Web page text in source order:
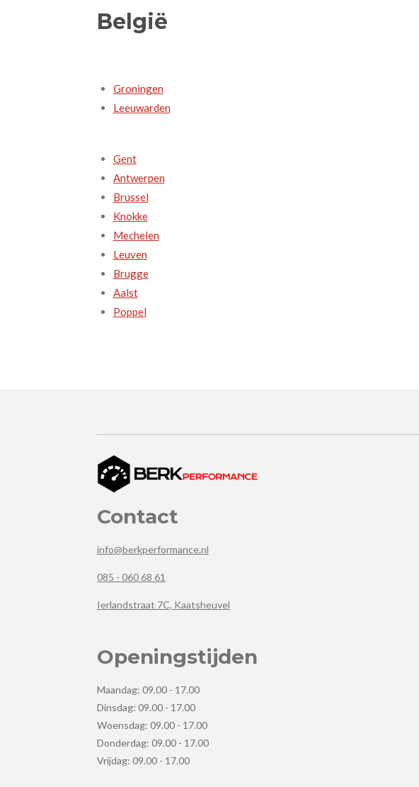
België
Groningen
Leeuwarden
Gent
Antwerpen
Brussel
Knokke
Mechelen
Leuven
Brugge
Aalst
Poppel
Contact
info@berkperformance.nl
085 - 060 68 61
Ierlandstraat 7C, Kaatsheuvel
Openingstijden
Maandag: 09.00 - 17.00
Dinsdag: 09.00 - 17.00
Woensdag: 09.00 - 17.00
Donderdag: 09.00 - 17.00
Vrijdag: 09.00 - 17.00